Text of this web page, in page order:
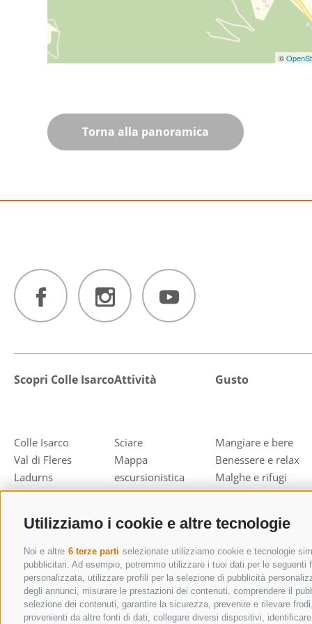
Utilizziamo i cookie e altre tecnologie
Noi e altre 6 terze parti selezionate utilizziamo cookie e tecnologie
pubblicitari. Ad esempio, potremmo utilizzare i tuoi dati per le
personalizzata, utilizzare profili per la selezione di pubblicità
degli annunci, misurare le prestazioni dei contenuti, comprendere il
selezione dei contenuti, garantire la sicurezza, prevenire e rilevare
provenienti da altre fonti di dati, collegare diversi dispositivi,
©
Torna alla panoramica
Scopri Colle Isarco
Colle Isarco
Val di Fleres
Ladurns
Eventi principali
Concorso fotografico
Montagna & Fiori
"Lederhosen" sulla
neve
Gossywood
Attività
Sciare
Mappa
escursionistica
interattiva
Sci alpinismo
Escursioni e
arrampicata
Funivia Ladurns
MTB e bicicletta
Tempo libero e
Gusto
Mangiare e bere
Benessere e relax
Malghe e rifugi
Il fascino di
Area grigliate Colle
Isarco